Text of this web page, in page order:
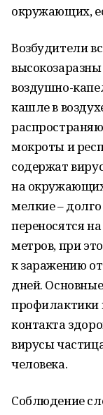
окружающих,
Возбудители
воздушно-
кашле в
мокроты и
содержат
на
мелкие – долго
переносятся
метров, при
к заражению
дней.
профилактики
контакта
вирусы
человека.
Соблюдение